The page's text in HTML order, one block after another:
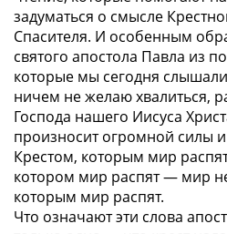
задуматься о смысле
Спасителя. И особенным
святого апостола Павла из
которые мы сегодня
ничем не желаю хвалиться,
Господа нашего Иисуса
произносит огромной силы
Крестом, которым мир
котором мир распят — мир
которым мир распят.
Что означают эти слова